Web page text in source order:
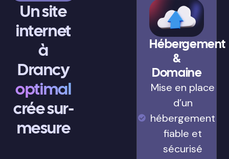
Un site
internet
à
Drancy
optimal
crée sur-
mesure
Hébergement
&
Domaine
Mise en place
d’un
hébergement
fiable et
sécurisé